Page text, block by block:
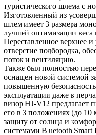
туристического шлема с
Изготовленный из
шлем имеет 3 размера
лучшей оптимизации
Переставленное верхнее
отверстие подбородка,
поток и вентиляцию.
Также был полностью
оснащен новой системой
повышенную
эксплуатации даже в
визор HJ-V12 предлагает
его в 3 положениях (до 10
защиту от солнца и
системами Bluetooth Smart